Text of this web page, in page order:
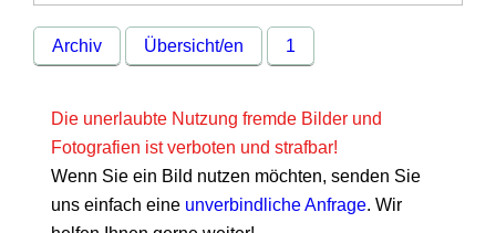
Archiv Übersicht/en 1
Die unerlaubte Nutzung fremde Bilder und
Fotografien ist verboten und strafbar!
Wenn Sie ein Bild nutzen möchten, senden Sie
uns einfach eine unverbindliche Anfrage. Wir